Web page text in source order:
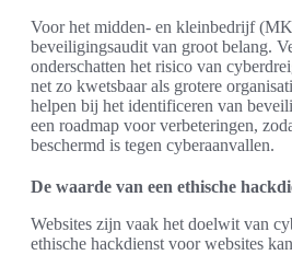
Voor het midden- en kleinbedrijf
beveiligingsaudit van groot belang.
onderschatten het risico van
net zo kwetsbaar als grotere
helpen bij het identificeren van
een roadmap voor verbeteringen,
beschermd is tegen cyberaanvallen.
De waarde van een ethische
Websites zijn vaak het doelwit van
ethische hackdienst voor websites